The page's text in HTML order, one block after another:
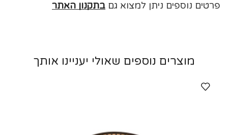
פרטים נוספים ניתן למצוא גם בתקנון האתר
מוצרים נוספים שאולי יעניינו אותך